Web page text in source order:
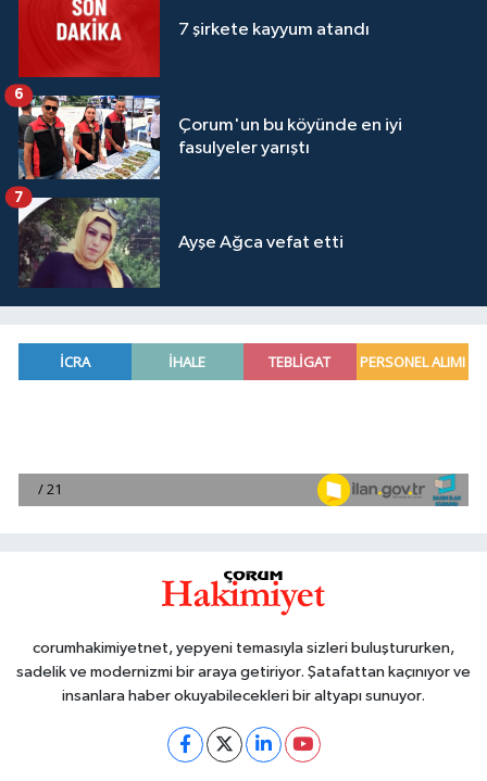
7 şirkete kayyum atandı
Çorum'un bu köyünde en iyi
fasulyeler yarıştı
6
Ayşe Ağca vefat etti
7
corumhakimiyetnet, yepyeni temasıyla sizleri buluştururken,
sadelik ve modernizmi bir araya getiriyor. Şatafattan kaçınıyor ve
insanlara haber okuyabilecekleri bir altyapı sunuyor.